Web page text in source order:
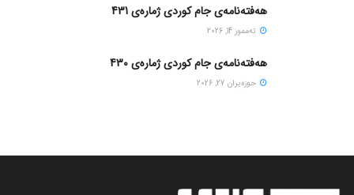
هەفتەنامەی جام کوردی ژمارەی 431
ته‌مموز 14, 2026
هەفتەنامەی جام کوردی ژمارەی 430
حوزه‌یران 27, 2026